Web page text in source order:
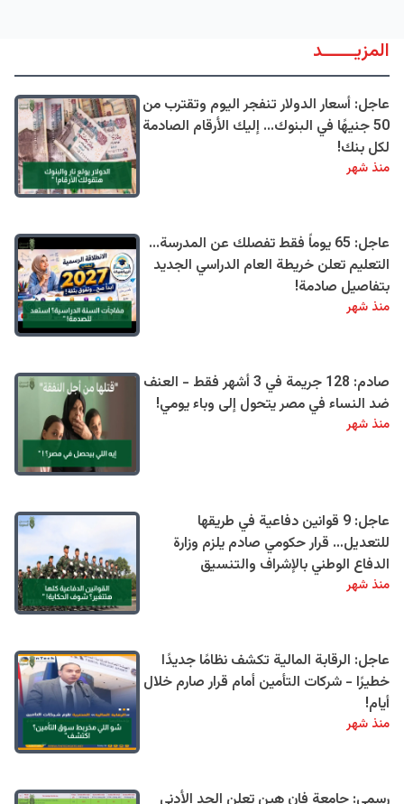
المزيــــــد
عاجل: أسعار الدولار تنفجر اليوم وتقترب من
50 جنيهًا في البنوك... إليك الأرقام الصادمة
لكل بنك!
منذ شهر
عاجل: 65 يوماً فقط تفصلك عن المدرسة...
التعليم تعلن خريطة العام الدراسي الجديد
بتفاصيل صادمة!
منذ شهر
صادم: 128 جريمة في 3 أشهر فقط - العنف
ضد النساء في مصر يتحول إلى وباء يومي!
منذ شهر
عاجل: 9 قوانين دفاعية في طريقها
للتعديل… قرار حكومي صادم يلزم وزارة
الدفاع الوطني بالإشراف والتنسيق
منذ شهر
عاجل: الرقابة المالية تكشف نظامًا جديدًا
خطيرًا - شركات التأمين أمام قرار صارم خلال
أيام!
منذ شهر